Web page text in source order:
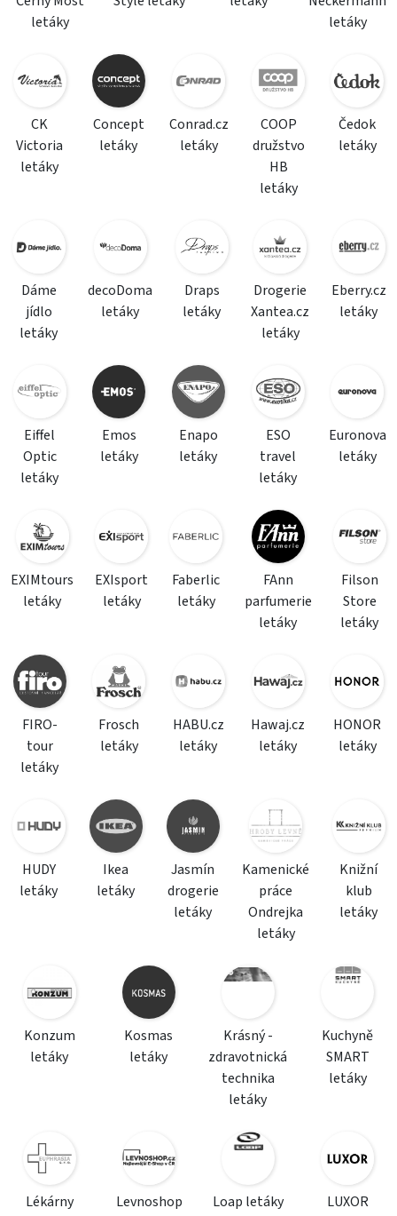
letáky
letáky
CK
Victoria
letáky
Concept
letáky
Conrad.cz
letáky
COOP
družstvo
HB
letáky
Čedok
letáky
Dáme
jídlo
letáky
decoDoma
letáky
Draps
letáky
Drogerie
Xantea.cz
letáky
Eberry.cz
letáky
Eiffel
Optic
letáky
Emos
letáky
Enapo
letáky
ESO
travel
letáky
Euronova
letáky
EXIMtours
letáky
EXIsport
letáky
Faberlic
letáky
FAnn
parfumerie
letáky
Filson
Store
letáky
FIRO-
tour
letáky
Frosch
letáky
HABU.cz
letáky
Hawaj.cz
letáky
HONOR
letáky
HUDY
letáky
Ikea
letáky
Jasmín
drogerie
letáky
Kamenické
práce
Ondrejka
letáky
Knižní
klub
letáky
Konzum
letáky
Kosmas
letáky
Krásný -
zdravotnická
technika
letáky
Kuchyně
SMART
letáky
Lékárny
Levnoshop
Loap letáky
LUXOR